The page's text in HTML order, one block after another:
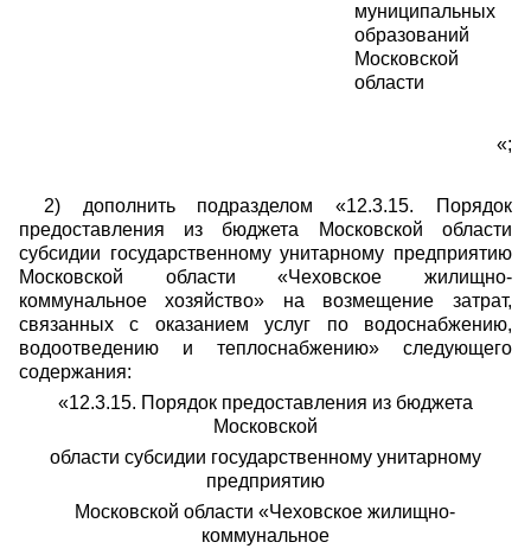
муниципальных
образований
Московской
области
«;
2) дополнить подразделом «12.3.15. Порядок
предоставления из бюджета Московской области
субсидии государственному унитарному предприятию
Московской области «Чеховское жилищно-
коммунальное хозяйство» на возмещение затрат,
связанных с оказанием услуг по водоснабжению,
водоотведению и теплоснабжению» следующего
содержания:
«12.3.15. Порядок предоставления из бюджета
Московской
области субсидии государственному унитарному
предприятию
Московской области «Чеховское жилищно-
коммунальное